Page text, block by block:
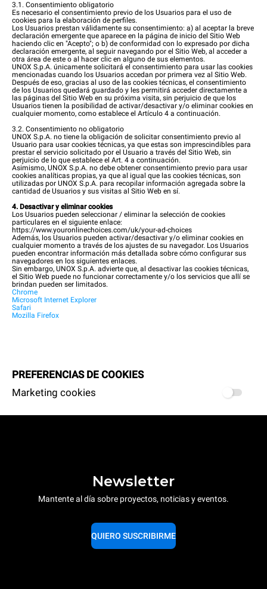
3.1. Consentimiento obligatorio
Es necesario el consentimiento previo de los Usuarios para el uso de
cookies para la elaboración de perfiles.
Los Usuarios prestan válidamente su consentimiento: a) al aceptar la breve
declaración emergente que aparece en la página de inicio del Sitio Web
haciendo clic en "Acepto"; o b) de conformidad con lo expresado por dicha
declaración emergente, al seguir navegando por el Sitio Web, al acceder a
otra área de este o al hacer clic en alguno de sus elementos.
UNOX S.p.A. únicamente solicitará el consentimiento para usar las cookies
mencionadas cuando los Usuarios accedan por primera vez al Sitio Web.
Después de eso, gracias al uso de las cookies técnicas, el consentimiento
de los Usuarios quedará guardado y les permitirá acceder directamente a
las páginas del Sitio Web en su próxima visita, sin perjuicio de que los
Usuarios tienen la posibilidad de activar/desactivar y/o eliminar cookies en
cualquier momento, como establece el Artículo 4 a continuación.
3.2. Consentimiento no obligatorio
UNOX S.p.A. no tiene la obligación de solicitar consentimiento previo al
Usuario para usar cookies técnicas, ya que estas son imprescindibles para
prestar el servicio solicitado por el Usuario a través del Sitio Web, sin
perjuicio de lo que establece el Art. 4 a continuación.
Asimismo, UNOX S.p.A. no debe obtener consentimiento previo para usar
cookies analíticas propias, ya que al igual que las cookies técnicas, son
utilizadas por UNOX S.p.A. para recopilar información agregada sobre la
cantidad de Usuarios y sus visitas al Sitio Web en sí.
4. Desactivar y eliminar cookies
Los Usuarios pueden seleccionar / eliminar la selección de cookies
particulares en el siguiente enlace:
https://www.youronlinechoices.com/uk/your-ad-choices
Además, los Usuarios pueden activar/desactivar y/o eliminar cookies en
cualquier momento a través de los ajustes de su navegador. Los Usuarios
pueden encontrar información más detallada sobre cómo configurar sus
navegadores en los siguientes enlaces.
Sin embargo, UNOX S.p.A. advierte que, al desactivar las cookies técnicas,
el Sitio Web puede no funcionar correctamente y/o los servicios que allí se
brindan pueden ser limitados.
Chrome
Microsoft Internet Explorer
Safari
Mozilla Firefox
PREFERENCIAS DE COOKIES
Marketing cookies
Newsletter
Mantente al día sobre proyectos, noticias y eventos.
QUIERO SUSCRIBIRME